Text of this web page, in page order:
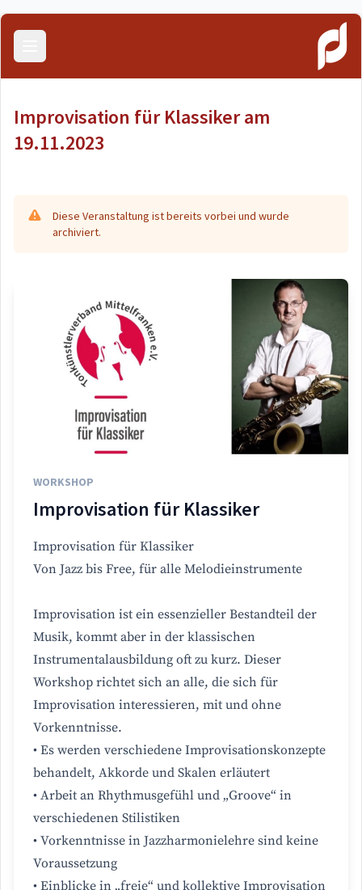
Menü öffnen
Improvisation für Klassiker am
19.11.2023
Diese Veranstaltung ist bereits vorbei und wurde
archiviert.
WORKSHOP
Improvisation für Klassiker
Improvisation für Klassiker
Von Jazz bis Free, für alle Melodieinstrumente
Improvisation ist ein essenzieller Bestandteil der
Musik, kommt aber in der klassischen
Instrumentalausbildung oft zu kurz. Dieser
Workshop richtet sich an alle, die sich für
Improvisation interessieren, mit und ohne
Vorkenntnisse.
• Es werden verschiedene Improvisationskonzepte
behandelt, Akkorde und Skalen erläutert
• Arbeit an Rhythmusgefühl und „Groove“ in
verschiedenen Stilistiken
• Vorkenntnisse in Jazzharmonielehre sind keine
Voraussetzung
• Einblicke in „freie“ und kollektive Improvisation